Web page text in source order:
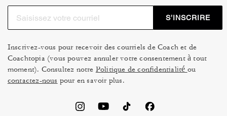
S’INSCRIRE
Inscrivez-vous pour recevoir des courriels de Coach et de
Coachtopia (vous pouvez annuler votre consentement à tout
moment). Consultez notre Politique de confidentialité ou
contactez-nous pour en savoir plus.